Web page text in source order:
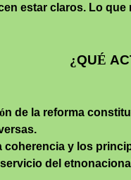
estar claros. Lo que
¿QUÉ
ón de la reforma
y los
del